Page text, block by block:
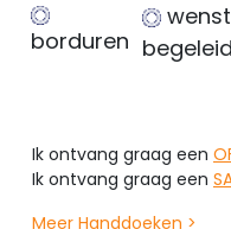
borduren
wenst
Ik ontvang graag een
Ik ontvang graag een
Meer Handdoeken >